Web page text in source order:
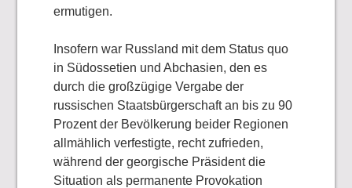
ermutigen.
Insofern war Russland mit dem Status quo
in Südossetien und Abchasien, den es
durch die großzügige Vergabe der
russischen Staatsbürgerschaft an bis zu 90
Prozent der Bevölkerung beider Regionen
allmählich verfestigte, recht zufrieden,
während der georgische Präsident die
Situation als permanente Provokation